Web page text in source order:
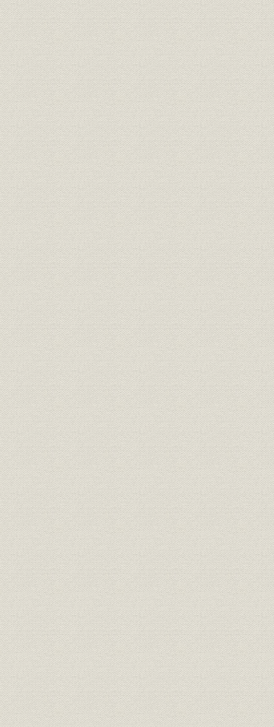
第1節 日光電気精銅所の建設
1. 日光電気精銅所の建設
分銅所建設案の提起
山口喜三郎の意見書
シーリス法採用
工場建設
2. 日光電気精銅所の拡充
日光電気精銅所の設置
設備の拡充
初期の操業状況
日光電軌と足尾鉄道の建設
併列分銅工場の建設
熟練労働力の養成
万斤仕上りとコスト低下
第2節 提携
1. 古河家の電線製造計画と横浜電線への資本参加
日露戦後の電線業界
藤井鉄也の「意見書」
横浜電線への投資
横浜電線工場の火災
2. 銅線供給契約による提携強化
横浜電線の業績悪化
「横浜電線株式会社保護の時期に就て」
銅線供給契約
第一銀行からの借入
3. ケーブル工場の建設
ケーブル工場の計画
三井との交渉
ケーブル工場の建設